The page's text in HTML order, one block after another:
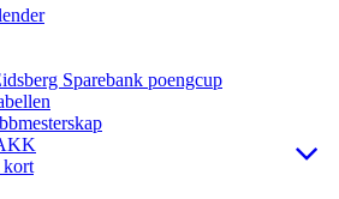
Sparebank poengcup
kort